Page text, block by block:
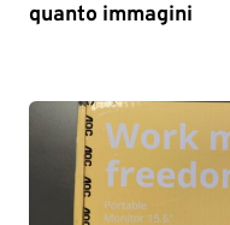
quanto immagini